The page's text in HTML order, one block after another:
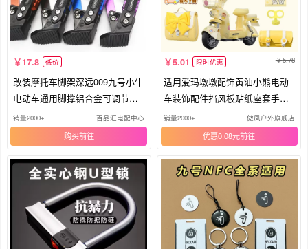
17.8 低价
改装摩托车脚架深远009九号小牛
电动车通用脚撑铝合金可调节边
撑
销量2000+ 百品汇电配中心
购买
5.01 限时优惠 5.78
适用爱玛墩墩配饰黄油小熊电动
车装饰配件挡风板贴纸座套手机
支架
销量2000+ 傲凤户外旗舰店
优惠0.08元